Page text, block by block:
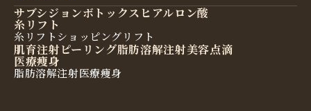
サブシジョンボトックス ヒアルロン酸
糸リフト
糸リフト ショッピングリフト
肌育注射ピーリング脂肪溶解注射美容点滴
医療痩身
脂肪溶解注射医療痩身